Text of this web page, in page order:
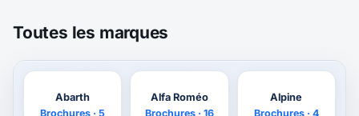
Toutes les marques
Abarth
Brochures · 5
Alfa Roméo
Brochures · 16
Alpine
Brochures · 4